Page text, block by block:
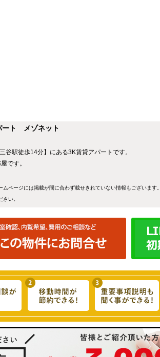
ート メゾネット
駅徒歩14分】にある3K賃貸アパートです。
です。
ページには掲載が間に合わず載せきれていない情報もございます。
さい。